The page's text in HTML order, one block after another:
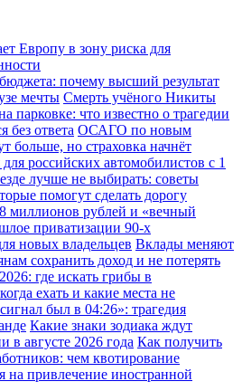
Европу в зону риска для
почему высший результат
мечты Смерть учёного Никиты
парковке: что известно о трагедии
без ответа ОСАГО по новым
больше, но страховка начнёт
российских автомобилистов с 1
лучше не выбирать: советы
помогут сделать дорогу
миллионов рублей и «вечный
приватизации 90-х
новых владельцев Вклады меняют
сохранить доход и не потерять
где искать грибы в
ехать и какие места не
был в 04:26»: трагедия
Какие знаки зодиака ждут
августе 2026 года Как получить
чем квотирование
на привлечение иностранной